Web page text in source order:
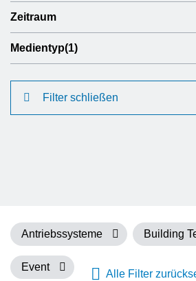
Zeitraum
Medientyp(1)
Filter schließen
Antriebssysteme Building
Event
Alle Filter